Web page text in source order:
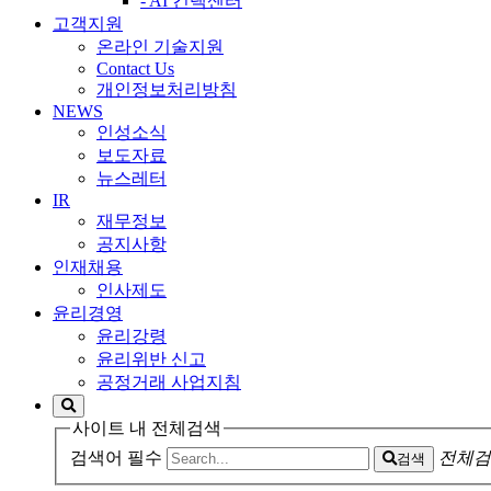
고객지원
온라인 기술지원
Contact Us
개인정보처리방침
NEWS
인성소식
보도자료
뉴스레터
IR
재무정보
공지사항
인재채용
인사제도
윤리경영
윤리강령
윤리위반 신고
공정거래 사업지침
사이트 내 전체검색
검색어 필수
검색 전체